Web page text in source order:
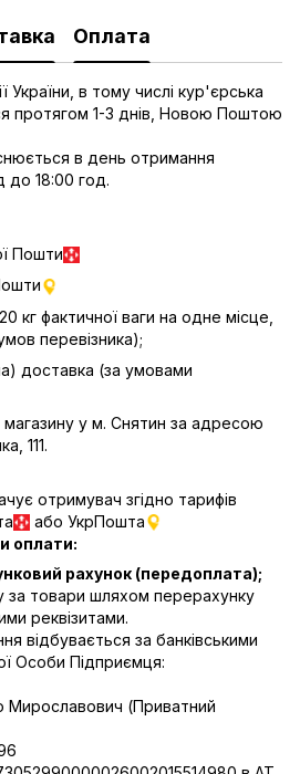
Оплата
України, в тому числі кур'єрська
протягом 1-3 днів, Новою Поштою
в день отримання
до 18:00 год.
Пошти
кг фактичної ваги на одне місце,
перевізника);
доставка (за умовами
магазину у м. Снятин за адресою
111.
отримувач згідно тарифів
або УкрПошта
оплати:
рахунок (передоплата);
за товари шляхом перерахунку
реквізитами.
відбувається за банківськими
Особи Підприємця:
(Приватний